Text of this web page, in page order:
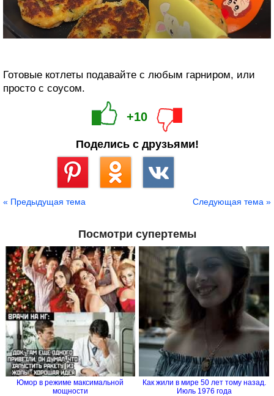
Готовые котлеты подавайте c любым гарниром, или
просто с соусом.
+10
Поделись с друзьями!
« Предыдущая тема Следующая тема »
Посмотри супертемы
Юмор в режиме максимальной
мощности
Как жили в мире 50 лет тому назад.
Июль 1976 года